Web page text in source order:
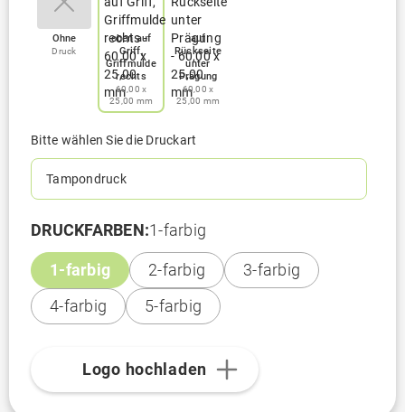
Ohne
Druck
oben auf
Griff,
Griffmulde
rechts
60,00 x
25,00 mm
auf
Rückseite
unter
Prägung
60,00 x
25,00 mm
Bitte wählen Sie die Druckart
Tampondruck
DRUCKFARBEN:1-farbig
1-farbig 2-farbig
3-farbig
4-farbig
5-farbig
Logo hochladen